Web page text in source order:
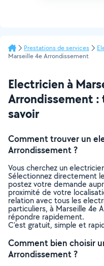
Prestations de services
Marseille 4e Arrondissement
Electricien à
Arrondissement :
savoir
Comment trouver un
Arrondissement ?
Vous cherchez un
Sélectionnez directement
postez votre demande
proximité de votre
relation avec tous les
particuliers, à Marseille 4e
répondre rapidement.
C’est gratuit, simple et
Comment bien choisir
Arrondissement ?